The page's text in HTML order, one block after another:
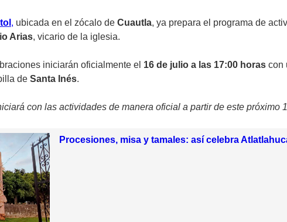
, ubicada en el zócalo de Cuautla, ya prepara el programa de
Arias, vicario de la iglesia.
iniciarán oficialmente el 16 de julio a las 17:00 horas con
de Santa Inés.
con las actividades de manera oficial a partir de este
Procesiones, misa y tamales: así celebra